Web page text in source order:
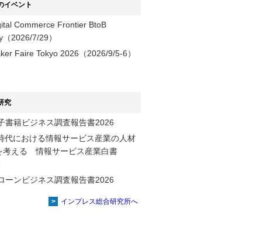
イベント
Commerce Frontier BtoB
（2026/7/29）
Faire Tokyo 2026（2026/9/5-6）
究
書籍ビジネス調査報告書2026
代における情報サービス産業の⼈材
考える 情報サービス産業⽩書
ーンビジネス調査報告書2026
インプレス総合研究所へ